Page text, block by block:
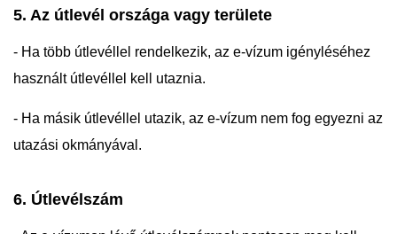
5. Az útlevél országa vagy területe
- Ha több útlevéllel rendelkezik, az e-vízum igényléséhez
használt útlevéllel kell utaznia.
- Ha másik útlevéllel utazik, az e-vízum nem fog egyezni az
utazási okmányával.
6. Útlevélszám